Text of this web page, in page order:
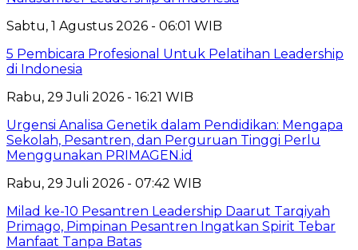
Sabtu, 1 Agustus 2026 - 06:01 WIB
5 Pembicara Profesional Untuk Pelatihan Leadership
di Indonesia
Rabu, 29 Juli 2026 - 16:21 WIB
Urgensi Analisa Genetik dalam Pendidikan: Mengapa
Sekolah, Pesantren, dan Perguruan Tinggi Perlu
Menggunakan PRIMAGEN.id
Rabu, 29 Juli 2026 - 07:42 WIB
Milad ke-10 Pesantren Leadership Daarut Tarqiyah
Primago, Pimpinan Pesantren Ingatkan Spirit Tebar
Manfaat Tanpa Batas